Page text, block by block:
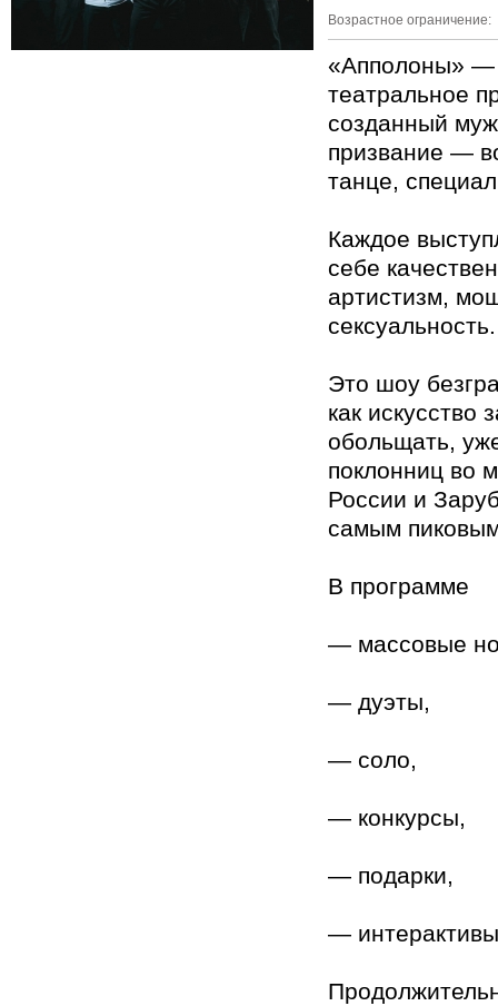
Возрастное ограничение:
«Апполоны» —
театральное
созданный
призвание —
танце,
Каждое
себе
артистизм,
сексуальность.
Это шоу
как искусство
обольщать,
поклонниц во
России и
самым
В программе
— массовые
— дуэты,
— соло,
— конкурсы,
— подарки,
—